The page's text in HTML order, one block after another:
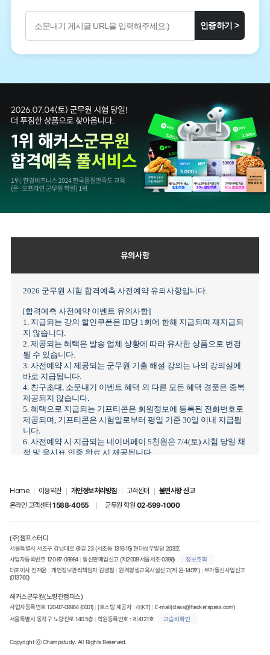
인증하기 >
유의사항
2026 군무원 시험 합격예측 사전예약 유의사항입니다.
[합격예측 사전예약 이벤트 유의사항]
1. 지급되는 강의 할인쿠폰은 ID당 1회에 한해 지급되며 재지급되
지 않습니다.
2. 제공되는 혜택은 발송 업체 상황에 따라 유사한 상품으로 변경
될 수 있습니다.
3. 사전예약 시 제공되는 군무원 기출 해설 강의는 나의 강의실에
바로 지급됩니다.
4. 친구초대, 소문내기 이벤트 혜택 외 다른 모든 혜택 경품은 중복
제공되지 않습니다.
5. 혜택으로 지급되는 기프티콘은 회원정보에 등록된 전화번호로
제공되며, 기프티콘은 시험일로부터 평일 기준 30일 이내 지급됩
니다.
6. 사전예약 시 지급되는 네이버페이 5천원은 7/4(토) 시험 당일 채
점 및 응시표 인증 완료 시 제공됩니다.
[소문내기 이벤트 유의사항]
- 해당 이벤트는 로그인 후, 참여 가능합니다.
- 동일한 URL은 한 번 참여한 것으로 인정됩니다.
- 동일 게시판에 1일 1개글 이상 작성 시 1회 참여만 인정됩니다.
ㄴ동일한 날에 다른 커뮤니티 및 다른 게시판에 참여해야 여러 번
참여한 것으로 인정됩니다.
EX) 6/4에 [독공사]에 1회 [쭉빵]에 1회 참여할 경우, 2회 참여로
인정
6/4에 [독공사] 동일한 게시판에 10번 참여할 경우, 1회 참여로
인정
- 지정된 커뮤니티가 아닌 곳에서 작성한 게시글은 인정되지 않습
Home 이용약관 개인정보처리방침 고객센터
불편사항 신고
온라인 고객센터1588-4055 군무원 학원 02-599-1000
(주)챔프스터디
서울특별시 서초구 강남대로 61길 23 (서초동 1316-15) 현대성우빌딩 203호
사업자등록번호 120-87-09984
통신판매업신고 (제2008-서울서초-0396)
정보조회
대표이사 전재윤
개인정보관리책임자 김병철 원격평생교육시설신고(제 원-140호)
부가통신사업신고
(013760)
해커스군무원(노량진캠퍼스)
사업자등록번호 120-87-09984 (0001) [호스팅 제공자 : ㈜KT]
E-mail(class@hackerspass.com)
서울특별시 동작구 노량진로 140 5층
학원등록번호 : 제4121호 교습비확인
Copyright ⓒ Champstudy. All Rights Reserved.